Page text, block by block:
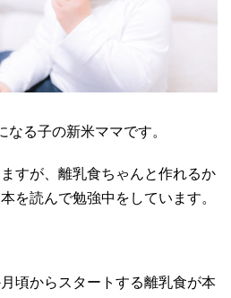
る子の新米ママです。
すが、離乳食ちゃんと作れるか
を読んで勉強中をしています。
頃からスタートする離乳食が本